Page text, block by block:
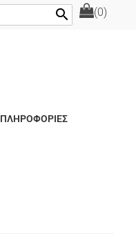
(0)
search
ΠΛΗΡΟΦΟΡΙΕΣ